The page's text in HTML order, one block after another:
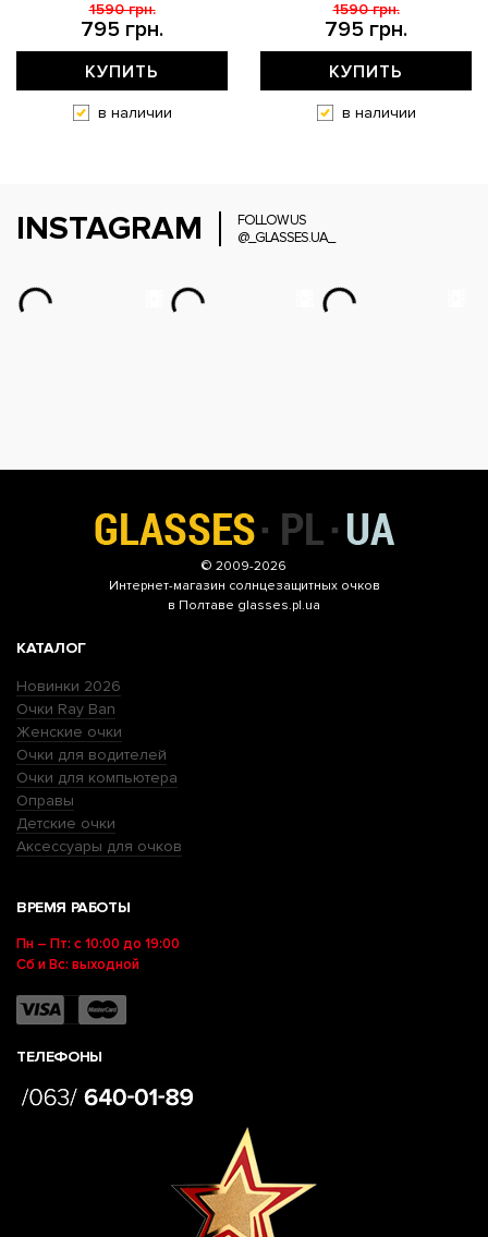
795 грн.
1590 грн.
КУПИТЬ
в наличии
795 грн.
1590 грн.
КУПИТЬ
в наличии
INSTAGRAM
FOLLOW US
@_GLASSES.UA_
© 2009-2026
Интернет-магазин солнцезащитных очков
в Полтаве glasses.pl.ua
КАТАЛОГ
Новинки 2026
Очки Ray Ban
Женские очки
Очки для водителей
Очки для компьютера
Оправы
Детские очки
Аксессуары для очков
ВРЕМЯ РАБОТЫ
Пн – Пт: с 10:00 до 19:00
Сб и Вс: выходной
ТЕЛЕФОНЫ